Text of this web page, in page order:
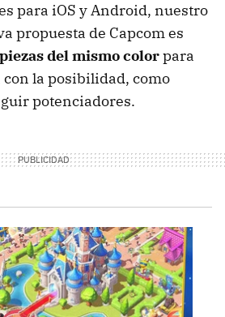
para iOS y Android, nuestro
propuesta de Capcom es
del mismo colorpara
con la posibilidad, como
potenciadores.